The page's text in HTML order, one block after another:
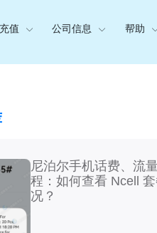
值 公司信息 帮助
尼泊尔手机话费、流
程：如何查看 Ncell
况？